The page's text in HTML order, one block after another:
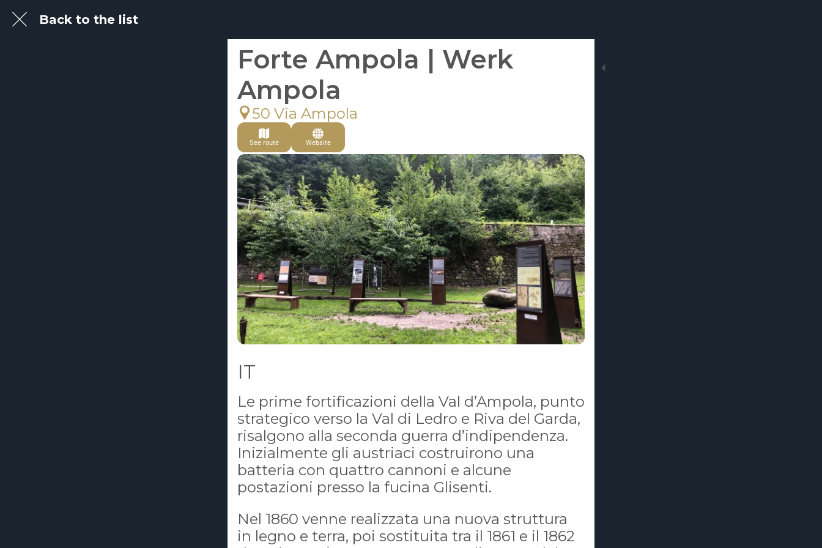
Back to the list
Forte Ampola | Werk
Ampola
50 Via Ampola
See route Website
IT
Le prime fortificazioni della Val d’Ampola, punto
strategico verso la Val di Ledro e Riva del Garda,
risalgono alla seconda guerra d’indipendenza.
Inizialmente gli austriaci costruirono una
batteria con quattro cannoni e alcune
postazioni presso la fucina Glisenti.
Nel 1860 venne realizzata una nuova struttura
in legno e terra, poi sostituita tra il 1861 e il 1862